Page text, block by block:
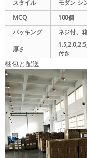
スタイル
モダン シ
MOQ
100個
パッキング
ネジ付、
厚さ
付き
梱包と配送